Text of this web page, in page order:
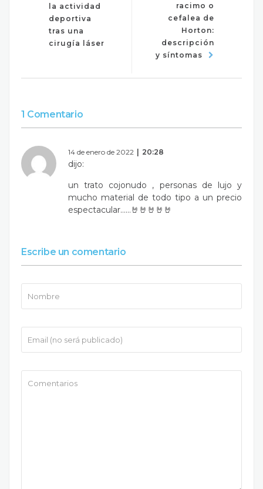
la actividad
deportiva
tras una
cirugía láser
racimo o
cefalea de
Horton:
descripción
y síntomas
1 Comentario
14 de enero de 2022 20:28
dijo:
un trato cojonudo , personas de lujo y
mucho material de todo tipo a un precio
espectacular……🤘🤘🤘🤘🤘
Escribe un comentario